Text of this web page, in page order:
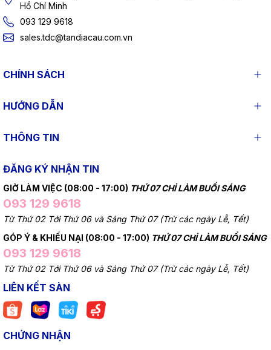
Hồ Chí Minh
093 129 9618
sales.tdc@tandiacau.com.vn
CHÍNH SÁCH
HƯỚNG DẪN
THÔNG TIN
ĐĂNG KÝ NHẬN TIN
GIỜ LÀM VIỆC (08:00 - 17:00) THỨ 07 CHỈ LÀM BUỔI SÁNG
093 129 9618
Từ Thứ 02 Tới Thứ 06 và Sáng Thứ 07 (Trừ các ngày Lễ, Tết)
GÓP Ý & KHIẾU NẠI (08:00 - 17:00) THỨ 07 CHỈ LÀM BUỔI SÁNG
093 129 9618
Từ Thứ 02 Tới Thứ 06 và Sáng Thứ 07 (Trừ các ngày Lễ, Tết)
LIÊN KẾT SÀN
CHỨNG NHẬN